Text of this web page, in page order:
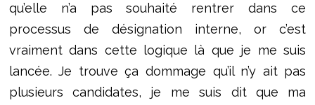
qu’elle n’a pas souhaité rentrer dans ce
processus de désignation interne, or c’est
vraiment dans cette logique là que je me suis
lancée. Je trouve ça dommage qu’il n’y ait pas
plusieurs candidates, je me suis dit que ma